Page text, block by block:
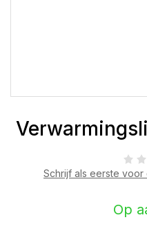
Schrijf als eerste
Op